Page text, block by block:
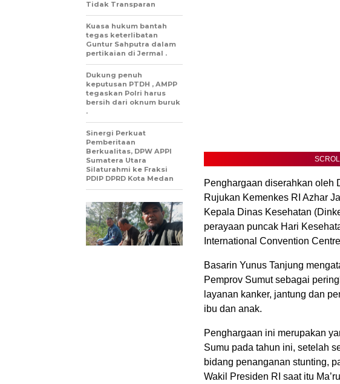
Penghargaan diserahkan oleh
Rujukan Kemenkes RI Azhar
Kepala Dinas Kesehatan
perayaan puncak Hari
International Convention
Basarin Yunus Tanjung
Pemprov Sumut sebagai
layanan kanker, jantung dan
ibu dan anak.
Penghargaan ini merupakan
Sumu pada tahun ini, setelah
bidang penanganan stunting,
Wakil Presiden RI saat itu
Tidak Transparan
Kuasa hukum bantah
tegas keterlibatan
Guntur Sahputra dalam
pertikaian di Jermal .
Dukung penuh
keputusan PTDH , AMPP
tegaskan Polri harus
bersih dari oknum buruk
.
Sinergi Perkuat
Pemberitaan
Berkualitas, DPW APPI
Sumatera Utara
Silaturahmi ke Fraksi
PDIP DPRD Kota Medan